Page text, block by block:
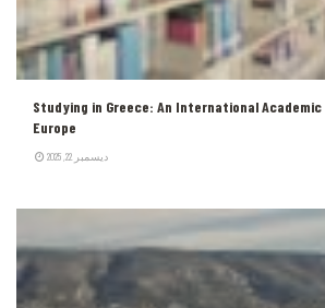
Studying in Greece: An International
Europe
ديسمبر 22, 2025